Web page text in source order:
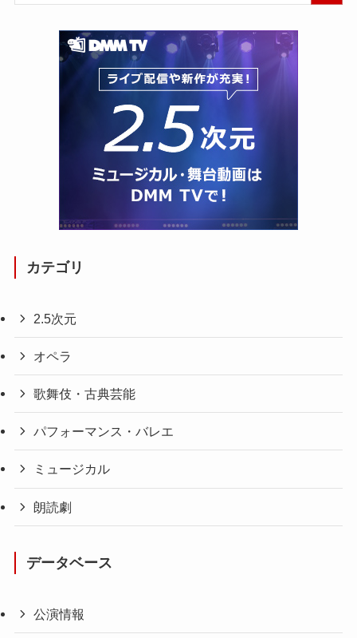
カテゴリ
2.5次元
オペラ
歌舞伎・古典芸能
パフォーマンス・バレエ
ミュージカル
朗読劇
データベース
公演情報